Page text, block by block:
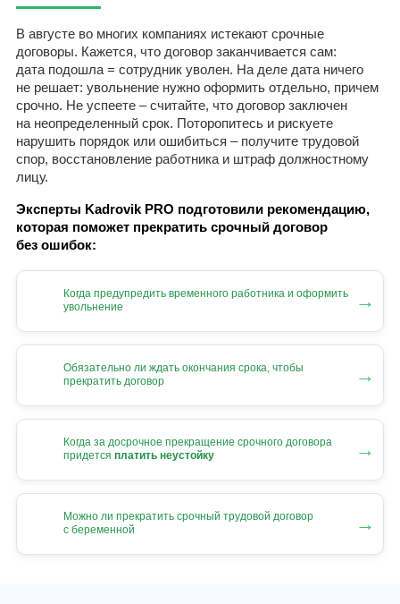
В августе во многих компаниях истекают срочные
договоры. Кажется, что договор заканчивается сам:
дата подошла = сотрудник уволен. На деле дата ничего
не решает: увольнение нужно оформить отдельно, причем
срочно. Не успеете – считайте, что договор заключен
на неопределенный срок. Поторопитесь и рискуете
нарушить порядок или ошибиться – получите трудовой
спор, восстановление работника и штраф должностному
лицу.
Эксперты Kadrovik PRO подготовили рекомендацию,
которая поможет прекратить срочный договор
без ошибок:
Когда предупредить временного работника и оформить
увольнение
→
Обязательно ли ждать окончания срока, чтобы
прекратить договор
→
Когда за досрочное прекращение срочного договора
придется платить неустойку →
Можно ли прекратить срочный трудовой договор
с беременной
→